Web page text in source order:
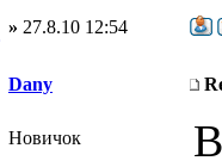
» 27.8.10 12:54
Dany
Новичок